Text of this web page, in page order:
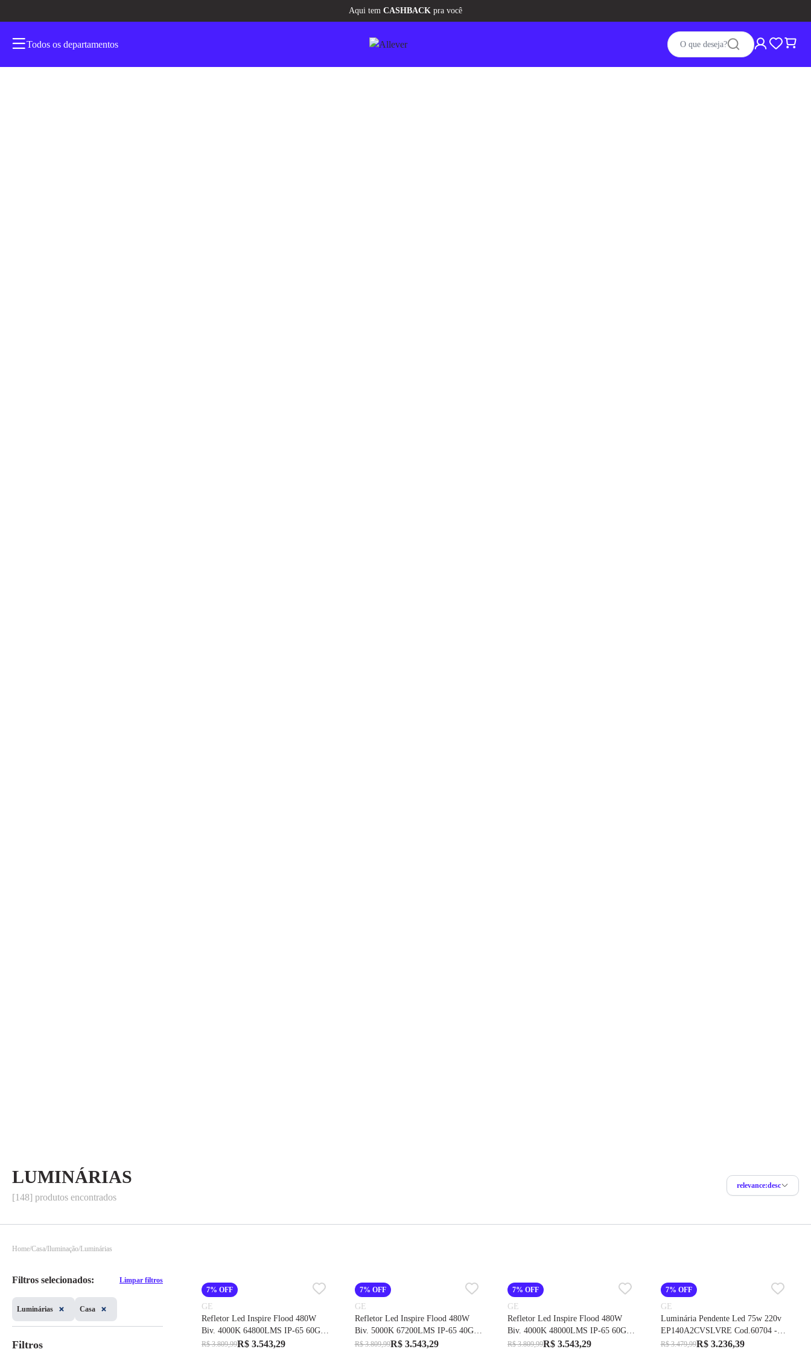
Aqui tem CASHBACK pra você
Todos os departamentos O que deseja?
LUMINÁRIAS
[148] produtos encontrados
relevance:desc
Home Casa Iluminação Luminárias
Filtros selecionados: Limpar filtros
Luminárias Casa
Filtros
7% OFF
GE
Refletor Led Inspire Flood 480W
Biv. 4000K 64800LMS IP-65 60G
Cod. 212519 – GE
R$ 3.809,99R$ 3.543,29
7% OFF
GE
Refletor Led Inspire Flood 480W
Biv. 5000K 67200LMS IP-65 40G
Cod. 212666 – GE
R$ 3.809,99R$ 3.543,29
7% OFF
GE
Refletor Led Inspire Flood 480W
Biv. 4000K 48000LMS IP-65 60G
Cod. 212478 – GE
R$ 3.809,99R$ 3.543,29
7% OFF
GE
Luminária Pendente Led 75w 220v
EP140A2CVSLVRE Cod.60704 -
GE
R$ 3.479,99R$ 3.236,39